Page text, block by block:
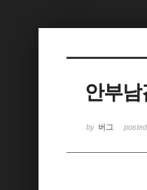
안부
by 버그 posted
케치북5
케치북5
케치북5
케치북5